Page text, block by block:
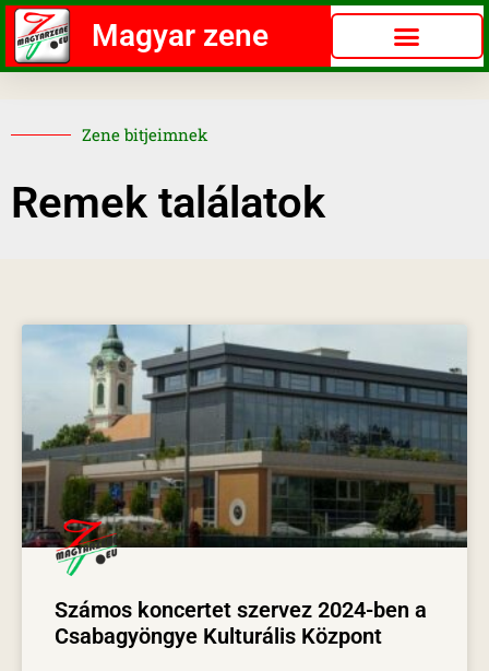
Magyar zene
Zene bitjeimnek
Remek találatok
Számos koncertet szervez 2024-ben a
Csabagyöngye Kulturális Központ